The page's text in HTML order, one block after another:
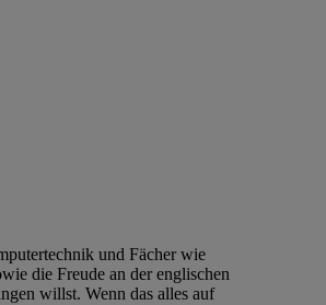
und Fächer wie
die Freude an der englischen
willst. Wenn das alles auf